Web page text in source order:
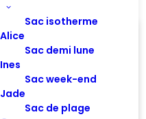
Sac isotherme
Alice
Sac demi lune
Ines
Sac week-end
Jade
Sac de plage